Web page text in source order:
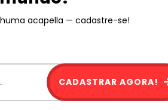
acapella — cadastre-se!
CADASTRAR AGORA!